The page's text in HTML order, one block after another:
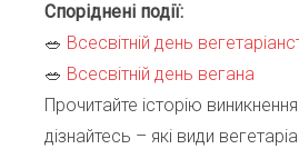
Споріднені події:
🥗 Всесвітній день
🥗 Всесвітній день вегана
Прочитайте історію
дізнайтесь – які види